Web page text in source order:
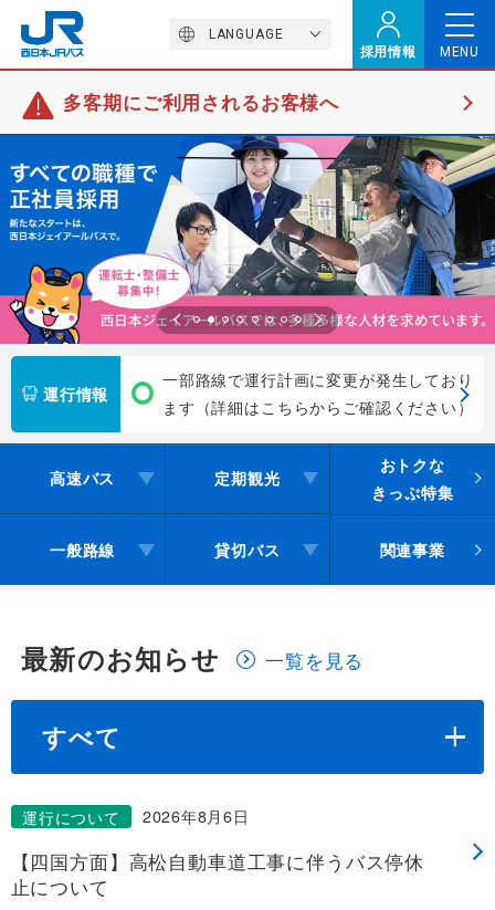
採用情報
LANGUAGE
MENU
トップページ
西バスの魅力
高速バス
定期観光バス
一般路線バス
関連事業
お知らせ
お問い合わせ・Q&A
多客期にご利用されるお客様へ
運行情報
一部路線で運行計画に変更が発生しており
ます（詳細はこちらからご確認ください）
高速バス 定期観光
おトクな
きっぷ特集
一般路線 貸切バス 関連事業
最新のお知らせ 一覧を見る
すべて
【四国方面】高松自動車道工事に伴うバス停休
止について
2026年8月6日
運行について